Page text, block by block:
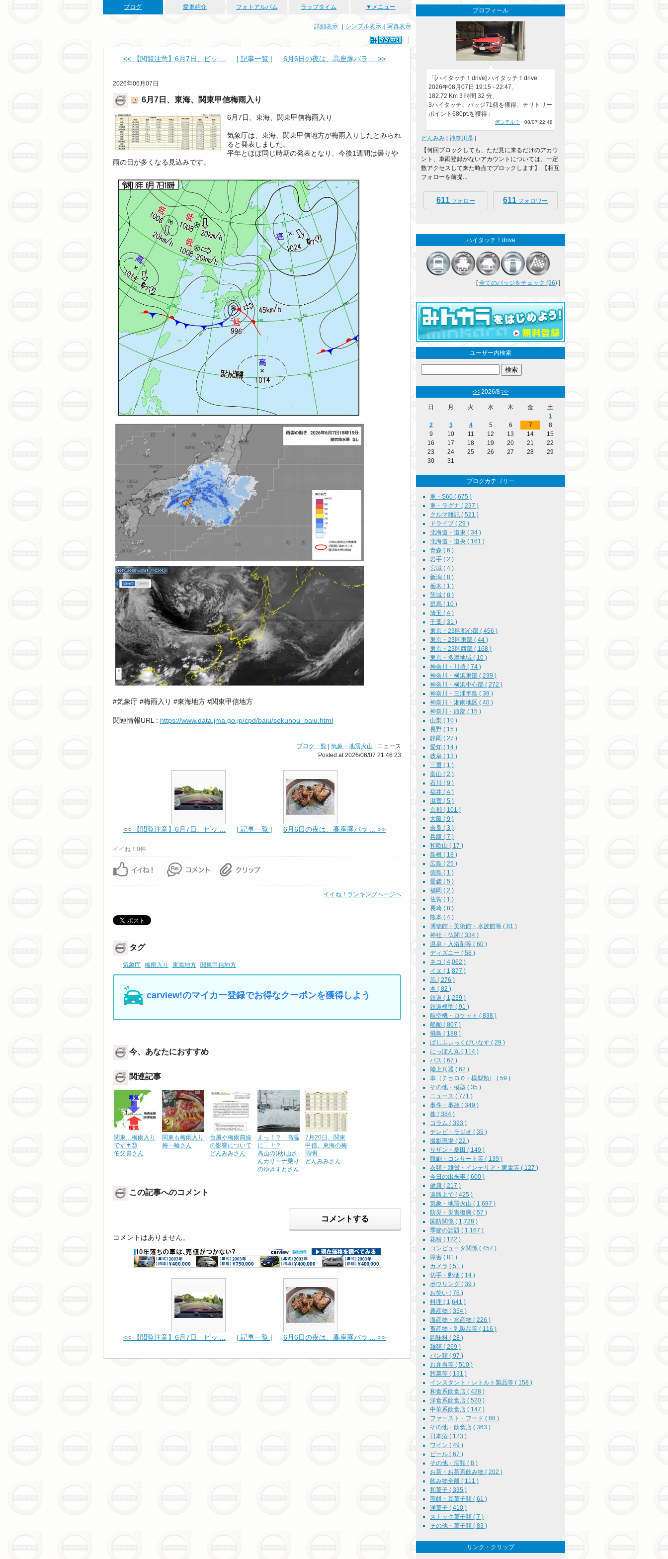
ブログ 愛車紹介 フォトアルバム ラップタイム ▼メニュー
詳細表示 シンプル表示 写真表示
<< 【閲覧注意】6月7日、ビッ ... | 記事一覧 | 6月6日の夜は、高座豚バラ ... >>
2026年06月07日
6月7日、東海、関東甲信梅雨入り
6月7日、東海、関東甲信梅雨入り
気象庁は、東海、関東甲信地方が梅雨入りしたとみられ
ると発表しました。
平年とほぼ同じ時期の発表となり、今後1週間は曇りや
雨の日が多くなる見込みです。
#気象庁 #梅雨入り #東海地方 #関東甲信地方
関連情報URL : https://www.data.jma.go.jp/cpd/baiu/sokuhou_baiu.html
ブログ一覧 気象・地震火山 | ニュース
Posted at 2026/06/07 21:46:23
<< 【閲覧注意】6月7日、ビッ ... | 記事一覧 | 6月6日の夜は、高座豚バラ ... >>
イイね！0件
イイね！ランキングページへ
タグ
気象庁 梅雨入り 東海地方 関東甲信地方
carview!のマイカー登録でお得なクーポンを獲得しよう
今、あなたにおすすめ
関連記事
関東…梅雨入り
です☔️😓
伯父貴さん
関東も梅雨入り
梅一輪さん
台風や梅雨前線
の影響について
どんみみさん
えっ！？ 高温
に…！？
高山の(秋)山さ
んカリーナ乗り
のゆきすとさん
7月20日、関東
甲信、東海の梅
雨明 ...
どんみみさん
この記事へのコメント
コメントする
コメントはありません。
<< 【閲覧注意】6月7日、ビッ ... | 記事一覧 | 6月6日の夜は、高座豚バラ ... >>
プロフィール
「[ハイタッチ！drive] ハイタッチ！drive
2026年08月07日 19:15 - 22:47、
182.72 Km 3 時間 32 分、
3ハイタッチ、バッジ71個を獲得、テリトリー
ポイント680pt.を獲得」
何シテル？ 08/07 22:48
どんみみ [神奈川県 ]
【何回ブロックしても、ただ見に来るだけのアカウ
ント、車両登録がないアカウントについては、一定
数アクセスして来た時点でブロックします】 【相互
フォローを前提...
611 フォロー 611 フォロワー
ハイタッチ！drive
[全てのバッジをチェック (96) ]
ユーザー内検索
<< 2026/8 >>
日 月 火 水 木 金
土
1
2
3 4 5 6 7
8
9
10 11 12 13 14
15
16
17 18 19 20 21
22
23
24 25 26 27 28
29
30
31
ブログカテゴリー
車・S60 ( 675 )
車・ラグナ ( 237 )
クルマ雑記 ( 521 )
ドライブ ( 29 )
北海道・道東 ( 34 )
北海道・道央 ( 161 )
青森 ( 6 )
岩手 ( 2 )
宮城 ( 4 )
新潟 ( 8 )
栃木 ( 1 )
茨城 ( 8 )
群馬 ( 10 )
埼玉 ( 4 )
千葉 ( 31 )
東京・23区都心部 ( 456 )
東京・23区東部 ( 44 )
東京・23区西部 ( 168 )
東京・多摩地域 ( 10 )
神奈川・川崎 ( 74 )
神奈川・横浜東部 ( 239 )
神奈川・横浜中心部 ( 272 )
神奈川・三浦半島 ( 39 )
神奈川・湘南地区 ( 40 )
神奈川・西部 ( 15 )
山梨 ( 10 )
長野 ( 15 )
静岡 ( 27 )
愛知 ( 14 )
岐阜 ( 13 )
三重 ( 1 )
富山 ( 2 )
石川 ( 9 )
福井 ( 4 )
滋賀 ( 5 )
京都 ( 101 )
大阪 ( 9 )
奈良 ( 3 )
兵庫 ( 7 )
和歌山 ( 17 )
島根 ( 18 )
広島 ( 25 )
徳島 ( 1 )
愛媛 ( 5 )
福岡 ( 2 )
佐賀 ( 1 )
長崎 ( 8 )
熊本 ( 4 )
博物館・美術館・水族館等 ( 81 )
神社・仏閣 ( 334 )
温泉・入浴剤等 ( 60 )
ディズニー ( 58 )
ネコ ( 4,062 )
イヌ ( 1,877 )
馬 ( 276 )
本 ( 82 )
鉄道 ( 1,239 )
鉄道模型 ( 91 )
航空機・ロケット ( 838 )
船舶 ( 807 )
飛鳥 ( 188 )
ぱしふぃっくびいなす ( 29 )
にっぽん丸 ( 114 )
バス ( 67 )
陸上兵器 ( 62 )
車（チョロＱ・模型類） ( 59 )
その他・模型 ( 35 )
ニュース ( 771 )
事件・事故 ( 349 )
株 ( 384 )
コラム ( 393 )
テレビ・ラジオ ( 35 )
撮影現場 ( 22 )
サザン・桑田 ( 149 )
観劇・コンサート等 ( 139 )
衣類・雑貨・インテリア・家電等 ( 127 )
今日の出来事 ( 600 )
健康 ( 217 )
道路上で ( 425 )
気象・地震火山 ( 1,697 )
防災・災害復興 ( 57 )
国防関係 ( 1,728 )
季節の話題 ( 1,167 )
花粉 ( 122 )
コンピュータ関係 ( 457 )
障害 ( 81 )
カメラ ( 51 )
切手・郵便 ( 14 )
ボウリング ( 39 )
お笑い ( 76 )
料理 ( 1,641 )
農産物 ( 354 )
海産物・水産物 ( 226 )
畜産物・乳製品等 ( 116 )
調味料 ( 28 )
麺類 ( 269 )
パン類 ( 97 )
お弁当等 ( 510 )
惣菜等 ( 131 )
インスタント・レトルト製品等 ( 158 )
和食系飲食店 ( 428 )
洋食系飲食店 ( 520 )
中華系飲食店 ( 147 )
ファースト・フード ( 88 )
その他・飲食店 ( 363 )
日本酒 ( 123 )
ワイン ( 49 )
ビール ( 67 )
その他・酒類 ( 8 )
お茶・お茶系飲み物 ( 202 )
飲み物全般 ( 111 )
和菓子 ( 335 )
煎餅・豆菓子類 ( 61 )
洋菓子 ( 410 )
スナック菓子類 ( 7 )
その他・菓子類 ( 83 )
リンク・クリップ